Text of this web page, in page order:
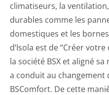
climatiseurs, la
durables comme les
domestiques et les
d’Isola est de “Créer
la société BSX et aligné
a conduit au changement
BSComfort. De cette